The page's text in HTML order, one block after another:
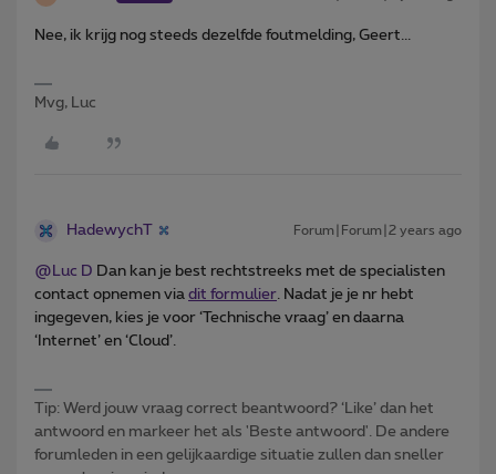
Nee, ik krijg nog steeds dezelfde foutmelding, Geert...
Mvg, Luc
HadewychT Forum|Forum|2 years ago
@Luc D Dan kan je best rechtstreeks met de specialisten
contact opnemen via dit formulier . Nadat je je nr hebt
ingegeven, kies je voor ‘Technische vraag’ en daarna
‘Internet’ en ‘Cloud’.
Tip: Werd jouw vraag correct beantwoord? ‘Like’ dan het
antwoord en markeer het als 'Beste antwoord'. De andere
forumleden in een gelijkaardige situatie zullen dan sneller